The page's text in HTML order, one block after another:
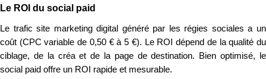
Le ROI du social paid
Le trafic site marketing digital généré par les régies sociales a un
coût (CPC variable de 0,50 € à 5 €). Le ROI dépend de la qualité du
ciblage, de la créa et de la page de destination. Bien optimisé, le
social paid offre un ROI rapide et mesurable.